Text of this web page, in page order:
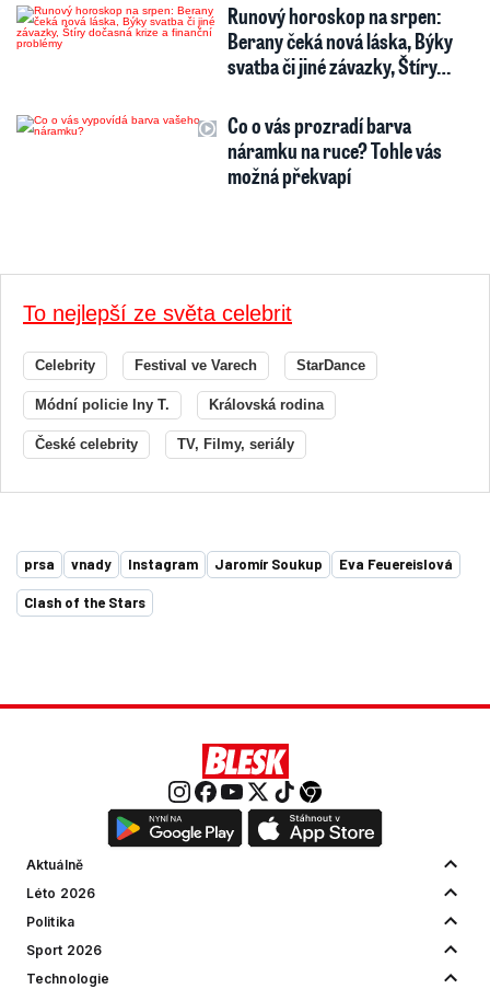
Runový horoskop na srpen:
Berany čeká nová láska, Býky
svatba či jiné závazky, Štíry…
Co o vás prozradí barva
náramku na ruce? Tohle vás
možná překvapí
To nejlepší ze světa celebrit
Celebrity Festival ve Varech StarDance
Módní policie Iny T. Královská rodina
České celebrity TV, Filmy, seriály
prsa vnady Instagram Jaromír Soukup Eva Feuereislová
Clash of the Stars
Aktuálně
Léto 2026
Politika
Sport 2026
Technologie